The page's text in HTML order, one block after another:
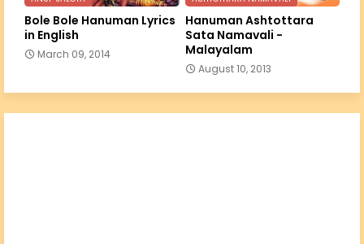
Bole Bole Hanuman Lyrics
in English
March 09, 2014
Hanuman Ashtottara
Sata Namavali -
Malayalam
August 10, 2013